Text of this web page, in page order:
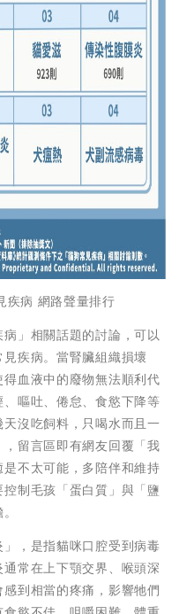
疾病 網路聲量排行
」相關話題的討論，可以
疾病。當腎臟組織損壞
血液中的廢物無法順利代
嘔吐、倦怠、食慾下降等
沒吃飼料，只喝水而且一
留言區即有網友回覆「我
不太可能，多陪伴和維持
制毛孩「蛋白質」與「鹽
，是指貓咪口腔受到病毒
常在上下顎交界、喉頭深
到相當的疼痛，影響牠們